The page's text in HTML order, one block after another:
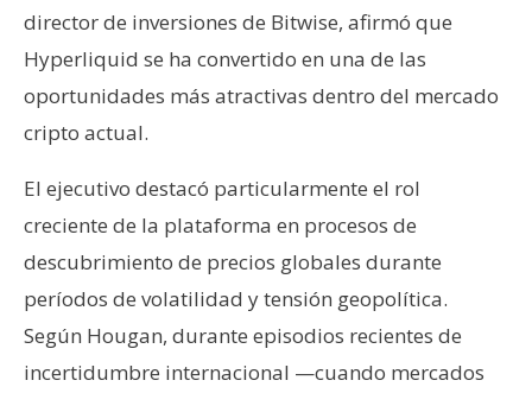
director de inversiones de Bitwise, afirmó que
Hyperliquid se ha convertido en una de las
oportunidades más atractivas dentro del mercado
cripto actual.
El ejecutivo destacó particularmente el rol
creciente de la plataforma en procesos de
descubrimiento de precios globales durante
períodos de volatilidad y tensión geopolítica.
Según Hougan, durante episodios recientes de
incertidumbre internacional —cuando mercados